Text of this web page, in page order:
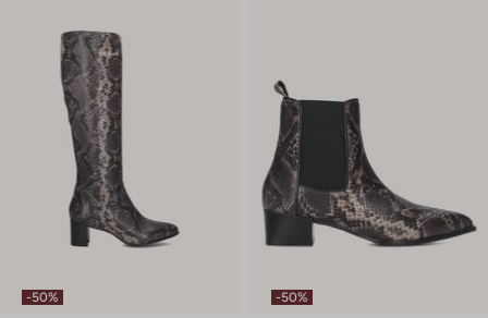
-50% -50%